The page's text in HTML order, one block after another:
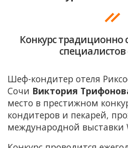
Конкурс традиционно
специалистов
Шеф-кондитер отеля
Сочи Виктория
место в престижном
кондитеров и пекарей,
международной выставки